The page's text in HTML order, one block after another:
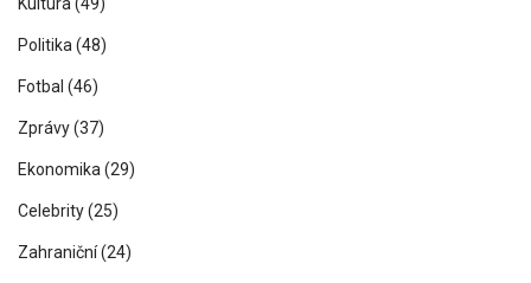
Kultura(49)
Politika(48)
Fotbal (46)
Zprávy(37)
Ekonomika(29)
Celebrity(25)
Zahraniční(24)